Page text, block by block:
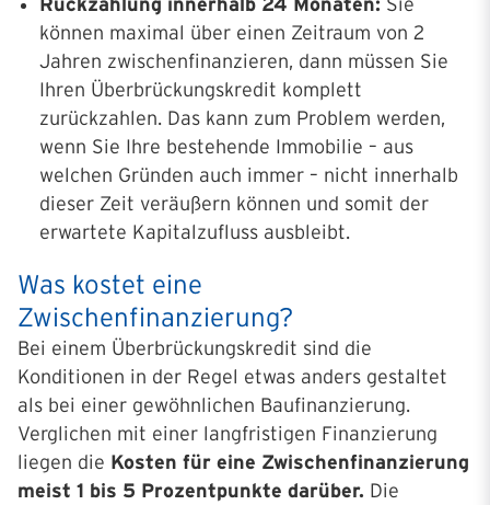
Rückzahlung innerhalb 24 Monaten: Sie
können maximal über einen Zeitraum von 2
Jahren zwischenfinanzieren, dann müssen Sie
Ihren Überbrückungskredit komplett
zurückzahlen. Das kann zum Problem werden,
wenn Sie Ihre bestehende Immobilie – aus
welchen Gründen auch immer – nicht innerhalb
dieser Zeit veräußern können und somit der
erwartete Kapitalzufluss ausbleibt.
Was kostet eine
Zwischenfinanzierung?
Bei einem Überbrückungskredit sind die
Konditionen in der Regel etwas anders gestaltet
als bei einer gewöhnlichen Baufinanzierung.
Verglichen mit einer langfristigen Finanzierung
liegen die Kosten für eine Zwischenfinanzierung
meist 1 bis 5 Prozentpunkte darüber. Die